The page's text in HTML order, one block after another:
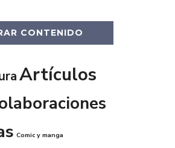
CONTENIDO
Artículos
Comic y manga